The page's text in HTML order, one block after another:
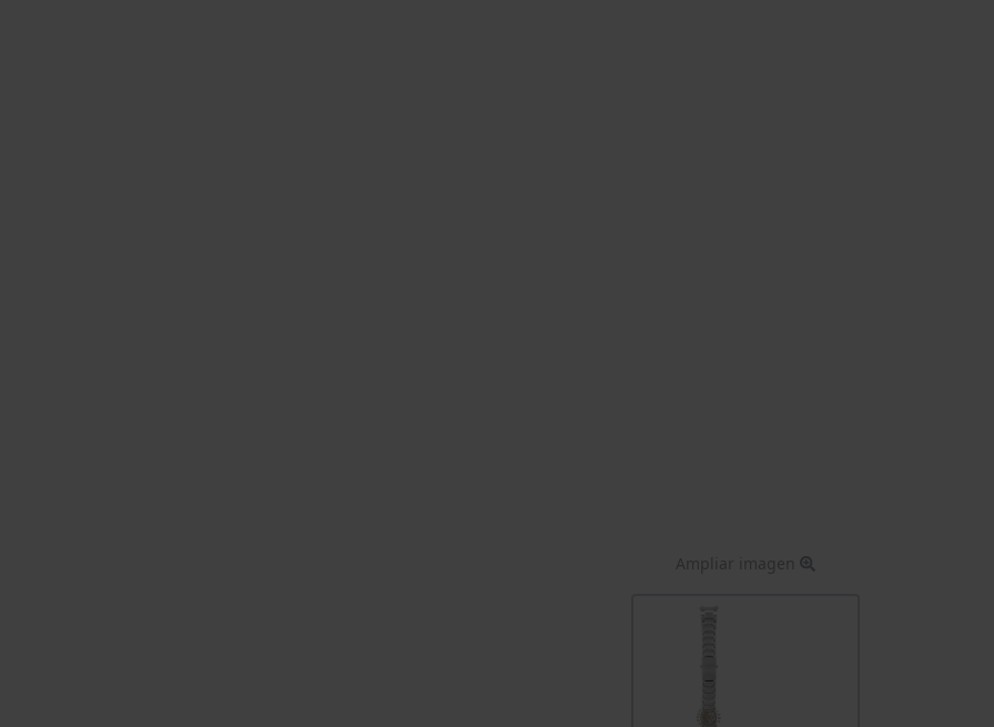
Ampliar imagen